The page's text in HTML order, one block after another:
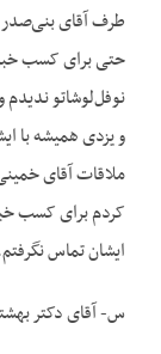
طرف آقای بنی‌صدر
حتی برای کسب خبر
نوفل‌لوشاتو
و یزدی همیشه با
ملاقات آقای
کردم برای کسب
ایشان تماس
س- آقای دکتر